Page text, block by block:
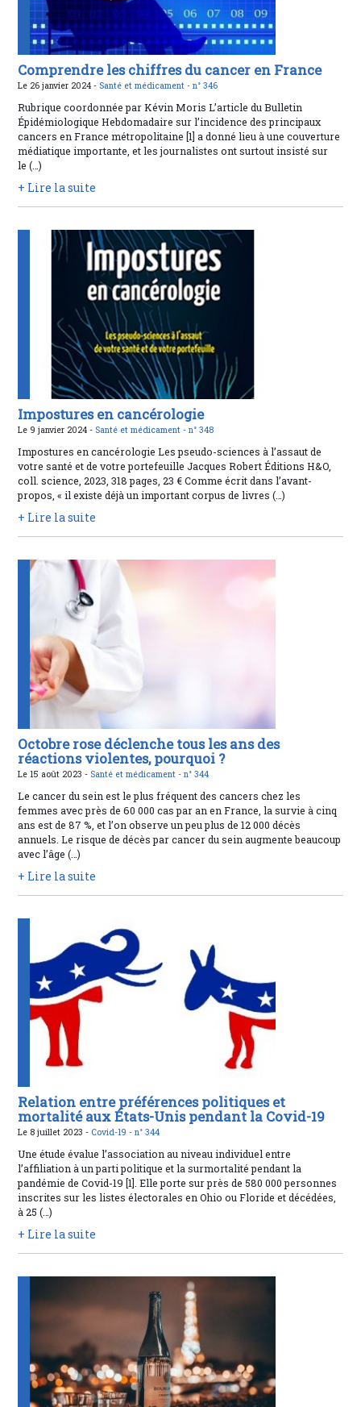
Comprendre les chiffres du cancer en France
Le 26 janvier 2024 - Santé et médicament -n° 346
Rubrique coordonnée par Kévin Moris L’article du Bulletin
Épidémiologique Hebdomadaire sur l’incidence des principaux
cancers en France métropolitaine [1] a donné lieu à une couverture
médiatique importante, et les journalistes ont surtout insisté sur
le (…)
+ Lire la suite
Impostures en cancérologie
Le 9 janvier 2024 - Santé et médicament -n° 348
Impostures en cancérologie Les pseudo-sciences à l’assaut de
votre santé et de votre portefeuille Jacques Robert Éditions H&O,
coll. science, 2023, 318 pages, 23 € Comme écrit dans l’avant-
propos, « il existe déjà un important corpus de livres (…)
+ Lire la suite
Octobre rose déclenche tous les ans des
réactions violentes, pourquoi ?
Le 15 août 2023 - Santé et médicament -n° 344
Le cancer du sein est le plus fréquent des cancers chez les
femmes avec près de 60 000 cas par an en France, la survie à cinq
ans est de 87 %, et l’on observe un peu plus de 12 000 décès
annuels. Le risque de décès par cancer du sein augmente beaucoup
avec l’âge (…)
+ Lire la suite
Relation entre préférences politiques et
mortalité aux États-Unis pendant la Covid-19
Le 8 juillet 2023 - Covid-19 -n° 344
Une étude évalue l’association au niveau individuel entre
l’affiliation à un parti politique et la surmortalité pendant la
pandémie de Covid-19 [1]. Elle porte sur près de 580 000 personnes
inscrites sur les listes électorales en Ohio ou Floride et décédées,
à 25 (…)
+ Lire la suite